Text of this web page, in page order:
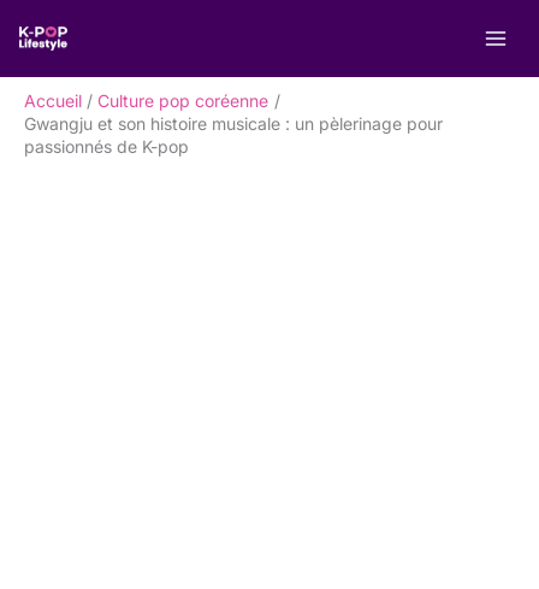
contenu
Accueil
Culture pop coréenne
Gwangju et son histoire musicale : un pèlerinage pour
passionnés de K-pop
e
c
h
e